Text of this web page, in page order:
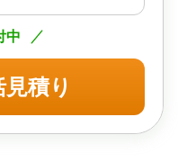
中
見積り